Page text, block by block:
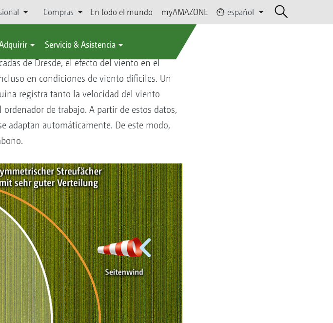
Compras En todo el mundo myAMAZONE español
Servicio & Asistencia
de Dresde, el efecto del viento en el
en condiciones de viento difíciles. Un
registra tanto la velocidad del viento
de trabajo. A partir de estos datos,
adaptan automáticamente. De este modo,